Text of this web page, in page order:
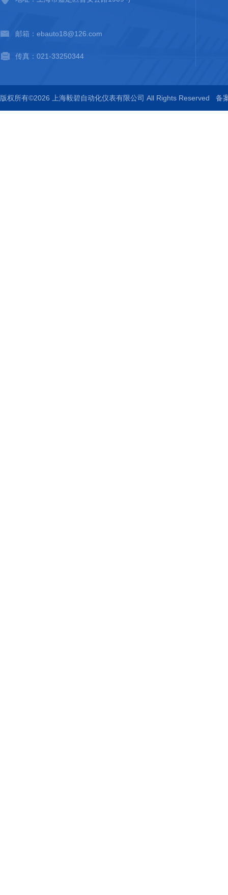
邮箱：ebauto18@126.com
传真：021-33250344
版权所有©2026 上海毅碧自动化仪表有限公司 All Rights Reserved 备